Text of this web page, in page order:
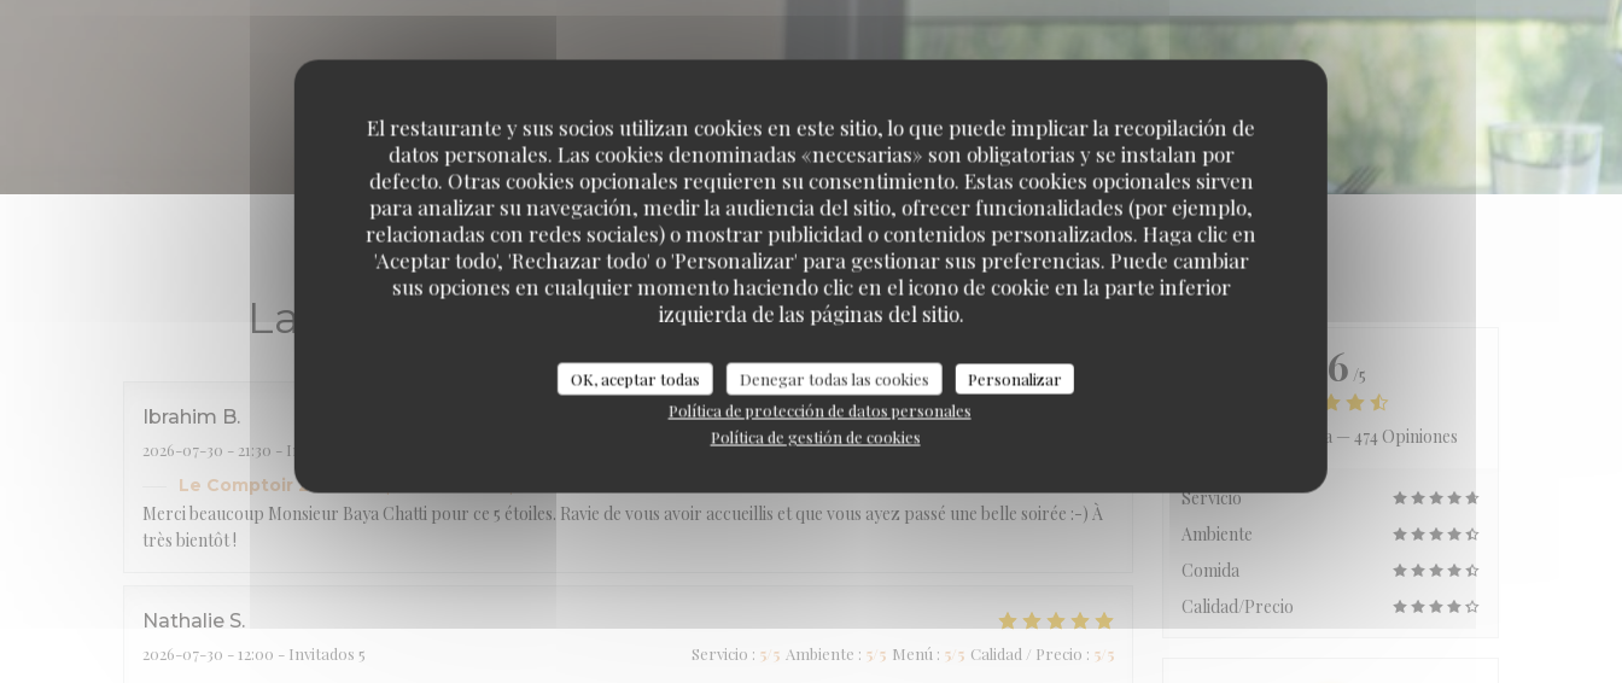
El restaurante y sus socios utilizan cookies en este sitio, lo que puede implicar la recopilación de
datos personales. Las cookies denominadas «necesarias» son obligatorias y se instalan por
defecto. Otras cookies opcionales requieren su consentimiento. Estas cookies opcionales sirven
para analizar su navegación, medir la audiencia del sitio, ofrecer funcionalidades (por ejemplo,
relacionadas con redes sociales) o mostrar publicidad o contenidos personalizados. Haga clic en
'Aceptar todo', 'Rechazar todo' o 'Personalizar' para gestionar sus preferencias. Puede cambiar
sus opciones en cualquier momento haciendo clic en el icono de cookie en la parte inferior
izquierda de las páginas del sitio.
OK, aceptar todas Denegar todas las cookies
Personalizar
Política de protección de datos personales
Política de gestión de cookies
Las opiniones de nuestros clientes
Ibrahim B
2026-07-30 - 21:30 - Invitados 2 Servicio:5/5 Ambiente:5/5 Menú
Le Comptoir 233
Merci beaucoup Monsieur Baya Chatti pour ce 5 étoiles. Ravie de vous avoir accueillis et que vous ayez passé une belle soirée :-) À
très bientôt !
Nathalie S
2026-07-30 - 12:00 - Invitados 5 Servicio : 5/5 Ambiente : 5/5 Menú : 5/5 Calidad / Precio : 5/5
4.6 /5
Valoración media — 474 Opiniones
Servicio
Ambiente
Comida
Calidad/Precio